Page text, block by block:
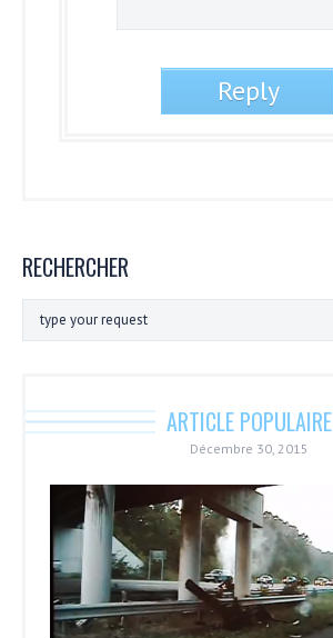
RECHERCHER
ARTICLE POPULAIRE
Décembre 30, 2015